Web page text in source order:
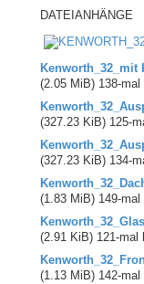
DATEIANHÄNGE
Kenworth_32_mit
(2.05 MiB) 138-mal
(327.23 KiB) 125-
(327.23 KiB) 134-
(1.83 MiB) 149-mal
(2.91 KiB) 121-mal
(1.13 MiB) 142-mal